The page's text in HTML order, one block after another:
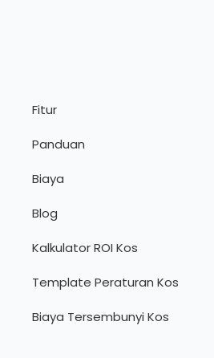
Fitur
Panduan
Biaya
Blog
Kalkulator ROI Kos
Template Peraturan Kos
Biaya Tersembunyi Kos